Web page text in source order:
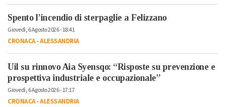
Spento l’incendio di sterpaglie a Felizzano
Giovedì, 6 Agosto 2026 - 18:41
CRONACA-ALESSANDRIA
Uil su rinnovo Aia Syensqo: “Risposte su prevenzione e
prospettiva industriale e occupazionale”
Giovedì, 6 Agosto 2026 - 17:17
CRONACA-ALESSANDRIA